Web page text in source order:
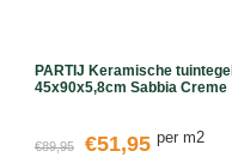
PARTIJ Keramische tuintegel
45x90x5,8cm Sabbia Creme
€89,95 €51,95 per m2